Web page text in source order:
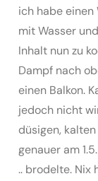
ich habe
mit Wasser
Inhalt nun zu
Dampf nach
einen Balkon.
jedoch nicht
düsigen,
genauer am
.. brodelte. Nix